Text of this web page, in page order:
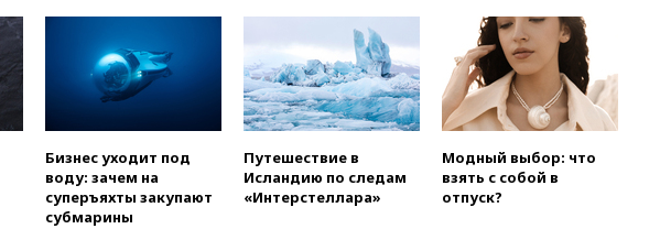
вчера, 18:56«Газпром»: объем
газа в европейских подземных
хранилищах достиг
антирекорда
Кушнер могут вскоре посетить
Москву и Киев
Бизнес уходит под
воду: зачем на
суперъяхты закупают
субмарины
Путешествие в
Исландию по следам
«Интерстеллара»
Модный выбор: что
взять с собой в
отпуск?